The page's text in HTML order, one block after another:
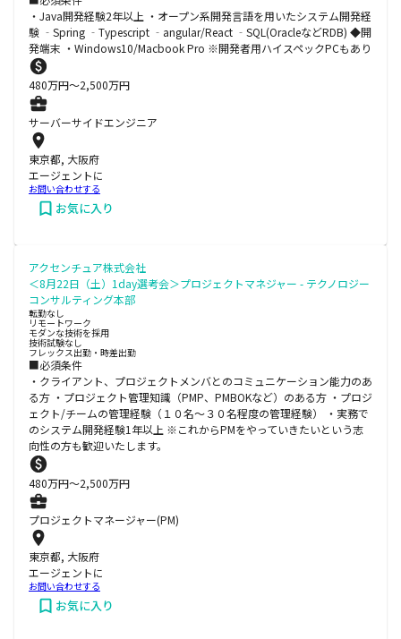
・Java開発経験2年以上 ・オープン系開発言語を用いたシステム開発経
験 ‐Spring ‐Typescript ‐angular/React ‐SQL(OracleなどRDB) ◆開
発端末 ・Windows10/Macbook Pro ※開発者用ハイスペックPCもあり
480万円〜2,500万円
サーバーサイドエンジニア
東京都, 大阪府
エージェントに
お問い合わせする
お気に入り
アクセンチュア株式会社
＜8月22日（土）1day選考会＞プロジェクトマネジャー - テクノロジー
コンサルティング本部
転勤なし
リモートワーク
モダンな技術を採用
技術試験なし
フレックス出勤・時差出勤
■必須条件
・クライアント、プロジェクトメンバとのコミュニケーション能力のあ
る方 ・プロジェクト管理知識（PMP、PMBOKなど）のある方 ・プロジ
ェクト/チームの管理経験（１０名～３０名程度の管理経験） ・実務で
のシステム開発経験1年以上 ※これからPMをやっていきたいという志
向性の方も歓迎いたします。
480万円〜2,500万円
プロジェクトマネージャー(PM)
東京都, 大阪府
エージェントに
お問い合わせする
お気に入り